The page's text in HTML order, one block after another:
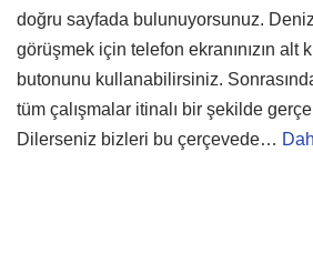
doğru sayfada bulunuyorsunuz.
görüşmek için telefon ekranınızın alt
butonunu kullanabilirsiniz.
tüm çalışmalar itinalı bir şekilde
Dilerseniz bizleri bu çerçevede…